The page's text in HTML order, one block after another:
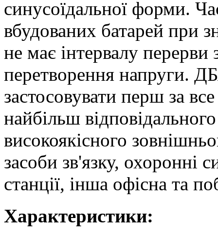
синусоїдальної форми.
вбудованих батарей при
не має інтервалу
перетворення напруги.
застосовувати перш за
найбільш
високоякісного
засоби зв'язку, охоронні
станції, інша офісна та
Характеристики: